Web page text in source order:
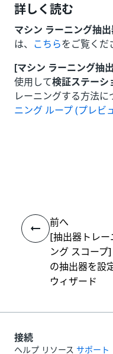
詳しく読む
マシン ラーニング抽
は、 こちらをご覧くだ
[マシン ラーニング抽
使用して検証ステーシ
レーニングする方法
ニング ループ (プレビ
前へ
[抽出器トレー
ング スコープ]
の抽出器を設
ウィザード
接続
ヘルプ リソース サポート